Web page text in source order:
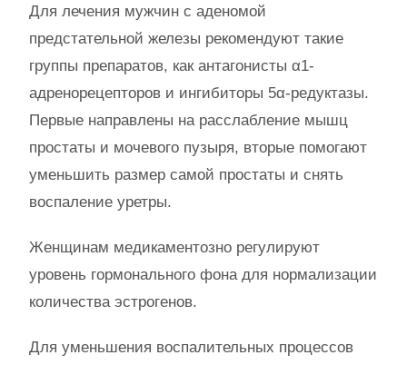
Для лечения мужчин с аденомой
предстательной железы рекомендуют такие
группы препаратов, как антагонисты α1-
адренорецепторов и ингибиторы 5α-редуктазы.
Первые направлены на расслабление мышц
простаты и мочевого пузыря, вторые помогают
уменьшить размер самой простаты и снять
воспаление уретры.
Женщинам медикаментозно регулируют
уровень гормонального фона для нормализации
количества эстрогенов.
Для уменьшения воспалительных процессов